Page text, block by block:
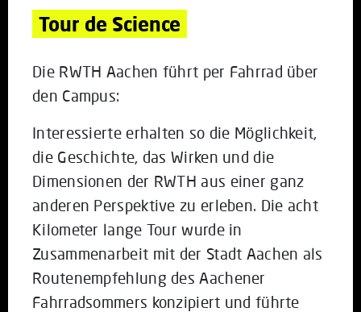
Tour de Science
Die RWTH Aachen führt per Fahrrad über
den Campus:
Interessierte erhalten so die Möglichkeit,
die Geschichte, das Wirken und die
Dimensionen der RWTH aus einer ganz
anderen Perspektive zu erleben. Die acht
Kilometer lange Tour wurde in
Zusammenarbeit mit der Stadt Aachen als
Routenempfehlung des Aachener
Fahrradsommers konzipiert und führte